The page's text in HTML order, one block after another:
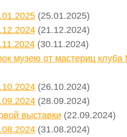
(25.01.2025)
(21.12.2024)
(30.11.2024)
музею от мастериц
(26.10.2024)
(28.09.2024)
выставки (22.09.2024)
(31.08.2024)